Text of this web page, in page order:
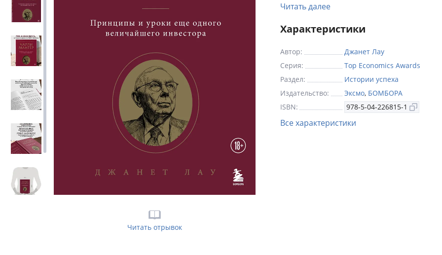
Читать отрывок
биография великого инвестора. Это —
ценностей и жизненных уроков, благодаря
которым его знает весь мир.
Журналистка Джанет Лоу взяла у Мангера
35 интервью, посетила 13 собраний
Berkshire и Wesco, чтобы вы узнали, как
Читать далее
Характеристики
Автор:
Джанет Лау
Серия:
Top Economics Awards
Раздел:
Истории успеха
Издательство:
Эксмо, БОМБОРА
ISBN:
978-5-04-226815-1
Все характеристики